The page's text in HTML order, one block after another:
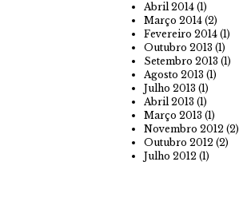
Abril 2014 (1)
Março 2014 (2)
Fevereiro 2014 (1)
Outubro 2013 (1)
Setembro 2013 (1)
Agosto 2013 (1)
Julho 2013 (1)
Abril 2013 (1)
Março 2013 (1)
Novembro 2012 (2)
Outubro 2012 (2)
Julho 2012 (1)